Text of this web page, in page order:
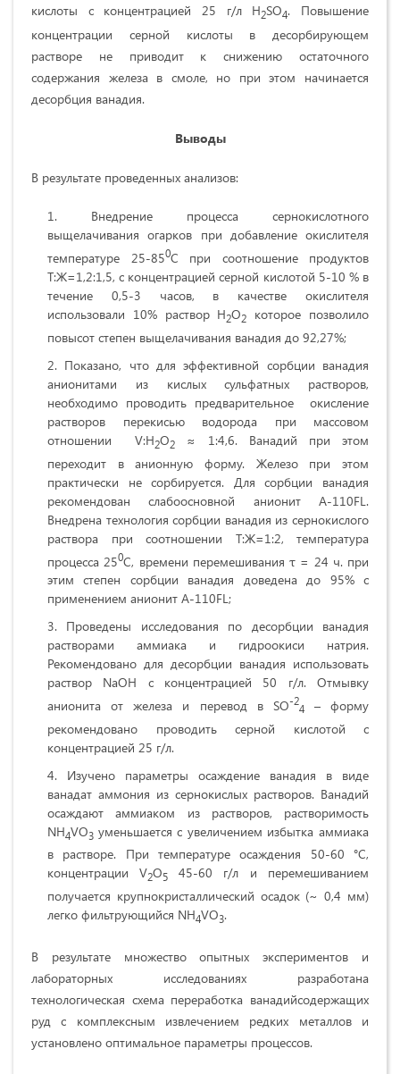
кислоты с концентрацией 25 г/л H2SO4. Повышение
концентрации серной кислоты в десорбирующем
растворе не приводит к снижению остаточного
содержания железа в смоле, но при этом начинается
десорбция ванадия.
Выводы
В результате проведенных анализов:
Внедрение процесса сернокислотного
выщелачивания огарков при добавление окислителя
температуре 25-850С при соотношение продуктов
Т:Ж=1,2:1,5, с концентрацией серной кислотой 5-10 % в
течение 0,5-3 часов, в качестве окислителя
использовали 10% раствор Н2О2
которое позволило
повысот степен выщелачивания ванадия до 92,27%;
Показано, что для эффективной сорбции ванадия
анионитами из кислых сульфатных растворов,
необходимо проводить предварительное окисление
растворов перекисью водорода при массовом
отношении V:H2O2
≈ 1:4,6. Ванадий при этом
переходит в анионную форму. Железо при этом
практически не сорбируется. Для сорбции ванадия
рекомендован слабоосновной анионит А-110FL.
Внедрена технология сорбции ванадия из сернокислого
раствора при соотношении Т:Ж=1:2, температура
процесса 250С, времени перемешивания τ = 24 ч. при
этим степен сорбции ванадия доведена до 95% с
применением анионит А-110FL;
Проведены исследования по десорбции ванадия
растворами аммиака и гидроокиси натрия.
Рекомендовано для десорбции ванадия использовать
раствор NaOH с концентрацией 50 г/л. Отмывку
анионита от железа и перевод в SO-2
4 – форму
рекомендовано проводить серной кислотой с
концентрацией 25 г/л.
Изучено параметры осаждение ванадия в виде
ванадат аммония из сернокислых растворов. Ванадий
осаждают аммиаком из растворов, растворимость
NH4VO3 уменьшается с увеличением избытка аммиака
в растворе. При температуре осаждения 50-60 °С,
концентрации V2O5 45-60 г/л и перемешиванием
получается крупнокристаллический осадок (~ 0,4 мм)
легко фильтрующийся NH4VO3.
В результате множество опытных экспериментов и
лабораторных исследованиях разработана
технологическая схема переработка ванадийсодержащих
руд с комплексным извлечением редких металлов и
установлено оптимальное параметры процессов.